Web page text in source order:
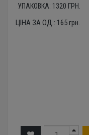
УПАКОВКА: 1320 ГРН.
ЦІНА ЗА ОД.: 165грн.